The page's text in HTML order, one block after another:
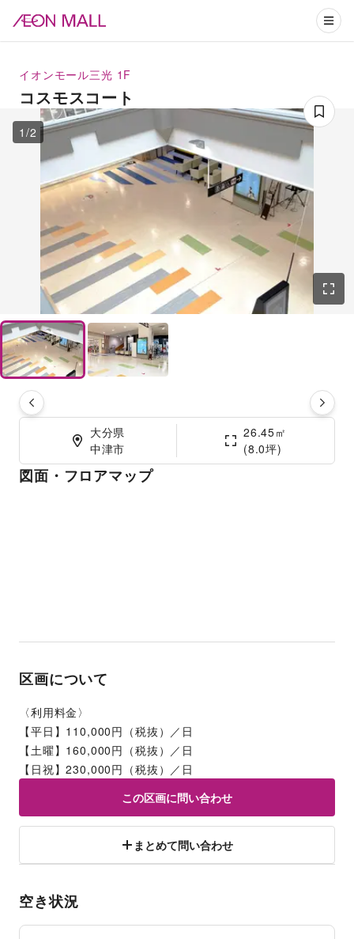
イオンモール三光 1F
コスモスコート
1 /2
大分県
中津市
26.45㎡
(8.0坪)
図面・フロアマップ
区画について
〈利用料金〉
【平日】110,000円（税抜）／日
【土曜】160,000円（税抜）／日
【日祝】230,000円（税抜）／日
この区画に問い合わせ
まとめて問い合わせ
空き状況